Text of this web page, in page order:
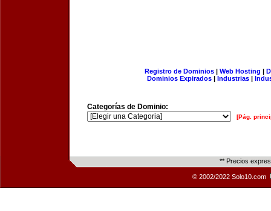
Registro de Dominios| Web Hosting |
Dominios Expirados | Industrias |
Categorías de Dominio:
[Pág.
** Precios
© 2002/2022 Solo10.com